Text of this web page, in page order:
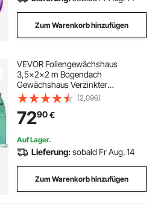
Zum Warenkorb hinzufügen
VEVOR Foliengewächshaus
3,5x2x2 m Bogendach
Gewächshaus Verzinkter
Stahlrahmen und PE Abdeckung
Frühbeet Treibhaus 6 Netzfenster
Grün Mobiler Folientunnel Ideal für
Anbau von Gemüse Blumen
(2,096)
7290€
Auf Lager.
Lieferung:sobald Fr Aug. 14
Zum Warenkorb hinzufügen